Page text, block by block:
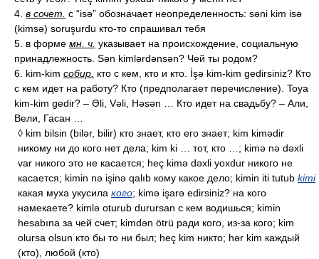
4. в сочет. с “isə” обозначает неопределенность: səni kim isə
(kimsə) soruşurdu кто-то спрашивал тебя
5. в форме мн. ч. указывает на происхождение, социальную
принадлежность. Sən kimlərdənsən? Чей ты родом?
6. kim-kim собир. кто с кем, кто и кто. İşə kim-kim gedirsiniz? Кто
с кем идет на работу? Кто (предполагает перечисление). Toya
kim-kim gedir? – Əli, Vəli, Həsən … Кто идет на свадьбу? – Али,
Вели, Гасан …
◊ kim bilsin (bilər, bilir) кто знает, кто его знает; kim kimədir
никому ни до кого нет дела; kim ki … тот, кто …; kimə nə dəxli
var никого это не касается; heç kimə dəxli yoxdur никого не
касается; kimin nə işinə qalıb кому какое дело; kimin iti tutub kimi
какая муха укусила кого; kimə işarə edirsiniz? на кого
намекаете? kimlə oturub durursan с кем водишься; kimin
hesabına за чей счет; kimdən ötrü ради кого, из-за кого; kim
olursa olsun кто бы то ни был; heç kim никто; hər kim каждый
(кто), любой (кто)